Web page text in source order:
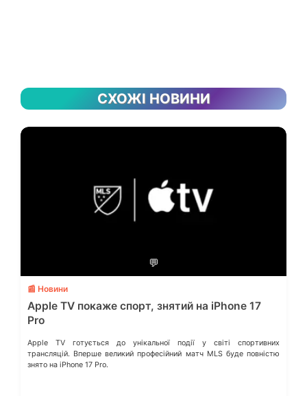
СХОЖІ НОВИНИ
💬
📰 Новини
Apple TV покаже спорт, знятий на iPhone 17
Pro
Apple TV готується до унікальної події у світі спортивних
трансляцій. Вперше великий професійний матч MLS буде повністю
знято на iPhone 17 Pro.